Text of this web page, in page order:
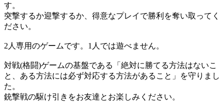
す。
突撃するか迎撃するか、得意なプレイで勝利を奪い取ってく
ださい。
2人専用のゲームです。1人では遊べません。
対戦(格闘)ゲームの基盤である「絶対に勝てる方法はないこ
と、ある方法には必ず対応する方法があること」を守りまし
た。
銃撃戦の駆け引きをお友達とお楽しみください。